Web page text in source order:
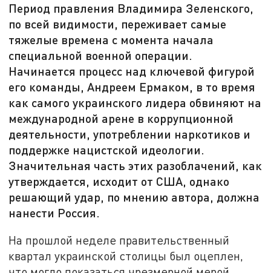
Период правления Владимира Зеленского,
по всей видимости, переживает самые
тяжелые времена с момента начала
специальной военной операции.
Начинается процесс над ключевой фигурой
его команды, Андреем Ермаком, в то время
как самого украинского лидера обвиняют на
международной арене в коррупционной
деятельности, употреблении наркотиков и
поддержке нацистской идеологии.
Значительная часть этих разоблачений, как
утверждается, исходит от США, однако
решающий удар, по мнению автора, должна
нанести Россия.
На прошлой неделе правительственный
квартал украинской столицы был оцеплен,